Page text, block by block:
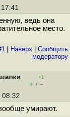
ведь она
место.
Наверх
Cообщить
модератору
+1
+ / –
08:32
умирают.